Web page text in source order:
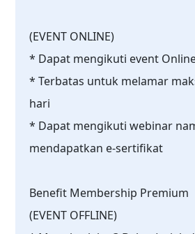
(EVENT ONLINE)
* Dapat mengikuti event
* Terbatas untuk melamar
hari
* Dapat mengikuti webinar
mendapatkan e-sertifikat
Benefit Membership Premium
(EVENT OFFLINE)